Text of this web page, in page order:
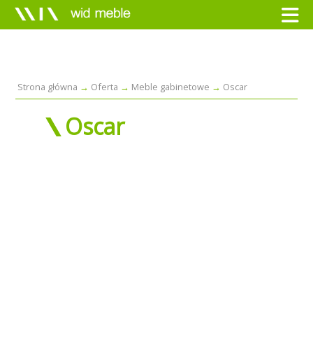
Strona główna Oferta Meble gabinetowe Oscar
Oscar